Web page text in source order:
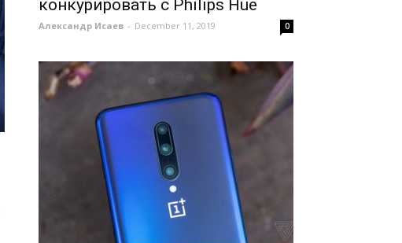
конкурировать с Philips Hue
Александр Исаев - December 11, 2019 0